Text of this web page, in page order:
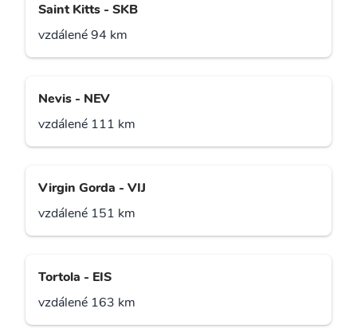
Saint Kitts - SKB
vzdálené 94 km
Nevis - NEV
vzdálené 111 km
Virgin Gorda - VIJ
vzdálené 151 km
Tortola - EIS
vzdálené 163 km